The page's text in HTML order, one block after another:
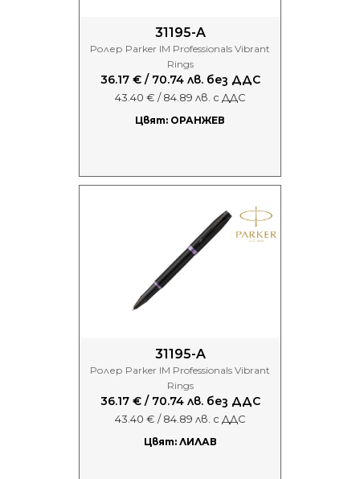
31195-A
Ролер Parker IM Professionals Vibrant
Rings
36.17 € / 70.74 лв. без ДДС
43.40 € / 84.89 лв. с ДДС
Цвят: ОРАНЖЕВ
31195-A
Ролер Parker IM Professionals Vibrant
Rings
36.17 € / 70.74 лв. без ДДС
43.40 € / 84.89 лв. с ДДС
Цвят: ЛИЛАВ